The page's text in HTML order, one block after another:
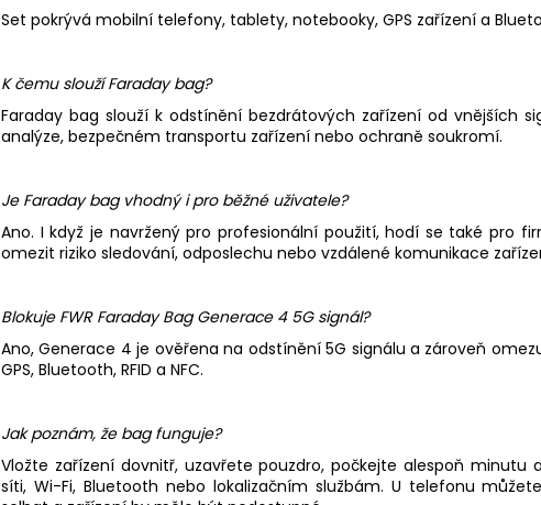
Set pokrývá mobilní telefony, tablety, notebooky, GPS zařízení a
K čemu slouží Faraday bag?
Faraday bag slouží k odstínění bezdrátových zařízení od vnějších
analýze, bezpečném transportu zařízení nebo ochraně soukromí.
Je Faraday bag vhodný i pro běžné uživatele?
Ano. I když je navržený pro profesionální použití, hodí se také pro
omezit riziko sledování, odposlechu nebo vzdálené komunikace
Blokuje FWR Faraday Bag Generace 4 5G signál?
Ano, Generace 4 je ověřena na odstínění 5G signálu a zároveň
GPS, Bluetooth, RFID a NFC.
Jak poznám, že bag funguje?
Vložte zařízení dovnitř, uzavřete pouzdro, počkejte alespoň
síti, Wi-Fi, Bluetooth nebo lokalizačním službám. U telefonu